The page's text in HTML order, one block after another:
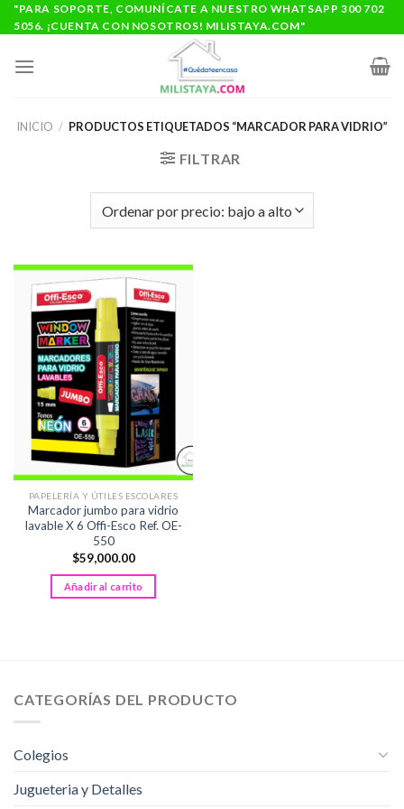
Saltar
al
"PARA SOPORTE, COMUNÍCATE A NUESTRO WHATSAPP 300 702
5056. ¡CUENTA CON NOSOTROS! MILISTAYA.COM"
INICIO / PRODUCTOS ETIQUETADOS “MARCADOR PARA VIDRIO”
FILTRAR
PAPELERÍA Y ÚTILES ESCOLARES
Marcador jumbo para vidrio
lavable X 6 Offi-Esco Ref. OE-
550
$59,000.00
Añadir al carrito
CATEGORÍAS DEL PRODUCTO
Colegios
Jugueteria y Detalles